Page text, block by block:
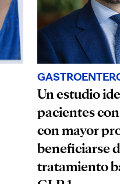
Un estudio
pacientes
con mayor
beneficiarse
tratamiento